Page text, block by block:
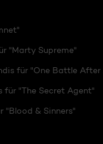
"Marty Supreme"
für "One Battle After
für "The Secret Agent"
"Blood & Sinners"